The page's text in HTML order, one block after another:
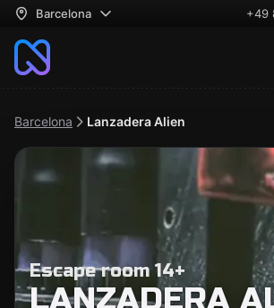
Barcelona +49
Barcelona Lanzadera Alien
Escape room 14+
LANZADERA